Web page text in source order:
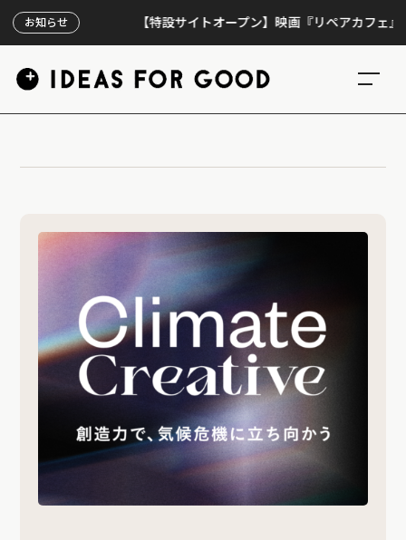
お知らせ 【特設サイトオープン】映画『リペアカフェ』、上